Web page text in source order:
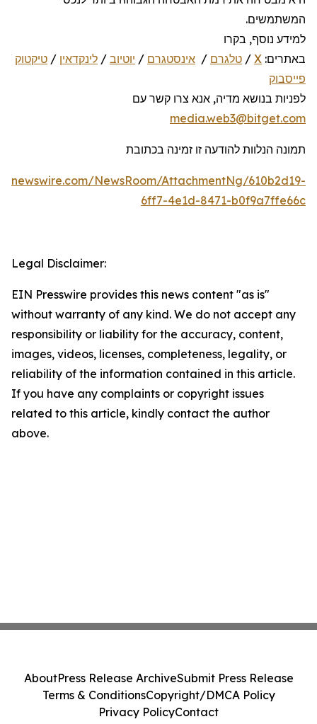
המשתמשים.
למידע נוסף, בקרו
באתרים: X
/ טלגרם / אינסטגרם / יוטיוב / לינקדאין / טיקטוק /
פייסבוק
לפניות בנושא מדיה, אנא צרו קשר עם
media.web3@bitget.com
תמונה הנלוות להודעה זו זמינה בכתובת
NewsRoom/AttachmentNg/610b2d19-
6ff7-4e1d-8471-b0f9a7ffe66c
Legal Disclaimer:
EIN Presswire provides this news content "as is"
without warranty of any kind. We do not accept any
responsibility or liability for the accuracy, content,
images, videos, licenses, completeness, legality, or
reliability of the information contained in this article.
If you have any complaints or copyright issues
related to this article, kindly contact the author
above.
AboutPress Release ArchiveSubmit Press Release
Terms & ConditionsCopyright/DMCA Policy
Privacy PolicyContact